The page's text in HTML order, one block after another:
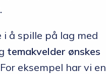
i å spille på lag med
temakvelder ønskes
eksempel har vi en